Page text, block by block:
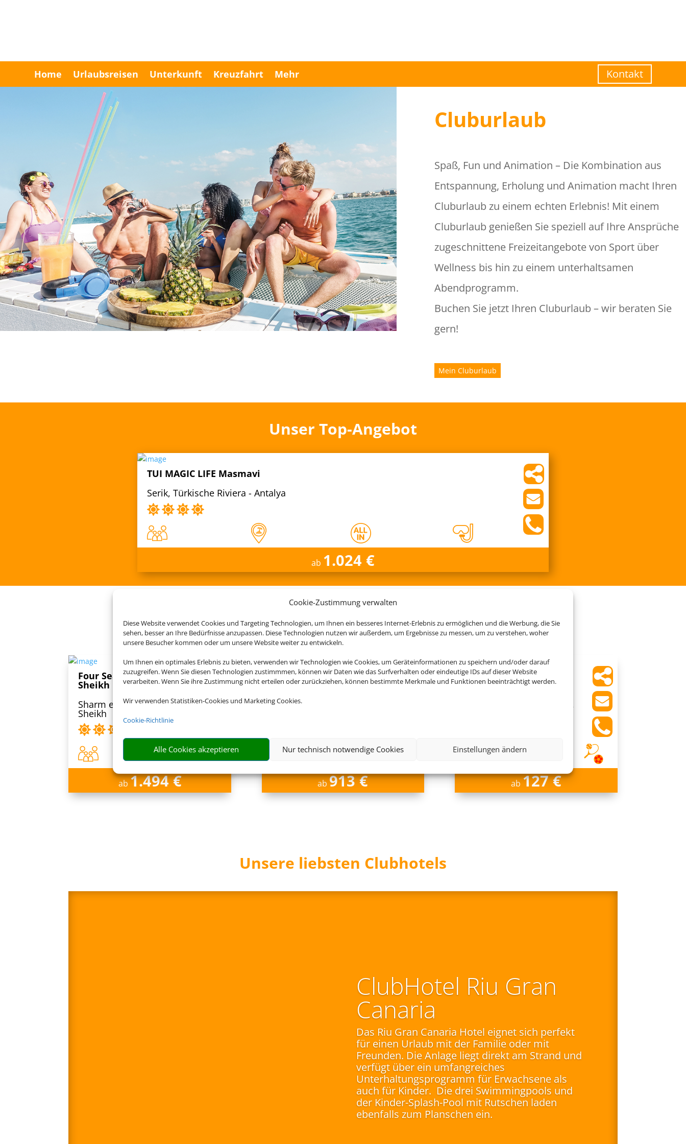
Cookie-Zustimmung verwalten
Diese Website verwendet Cookies und Targeting Technologien, um Ihnen ein besseres Internet-Erlebnis zu ermöglichen und die Werbung, die Sie
sehen, besser an Ihre Bedürfnisse anzupassen. Diese Technologien nutzen wir außerdem, um Ergebnisse zu messen, um zu verstehen, woher
unsere Besucher kommen oder um unsere Website weiter zu entwickeln.
Um Ihnen ein optimales Erlebnis zu bieten, verwenden wir Technologien wie Cookies, um Geräteinformationen zu speichern und/oder darauf
zuzugreifen. Wenn Sie diesen Technologien zustimmmen, können wir Daten wie das Surfverhalten oder eindeutige IDs auf dieser Website
verarbeiten. Wenn Sie ihre Zustimmung nicht erteilen oder zurückziehen, können bestimmte Merkmale und Funktionen beeinträchtigt werden.
Wir verwenden Statistiken-Cookies und Marketing Cookies.
Cookie-Richtlinie
Alle Cookies akzeptieren Nur technisch notwendige Cookies Einstellungen ändern
Home Urlaubsreisen Unterkunft Kreuzfahrt Mehr Kontakt
Cluburlaub
Spaß, Fun und Animation – Die Kombination aus
Entspannung, Erholung und Animation macht Ihren
Cluburlaub zu einem echten Erlebnis! Mit einem
Cluburlaub genießen Sie speziell auf Ihre Ansprüche
zugeschnittene Freizeitangebote von Sport über
Wellness bis hin zu einem unterhaltsamen
Abendprogramm.
Buchen Sie jetzt Ihren Cluburlaub – wir beraten Sie
gern!
Mein Cluburlaub
Unser Top-Angebot
TUI MAGIC LIFE Masmavi
Serik, Türkische Riviera - Antalya
ab 1.024 €
Buchen Sie jetzt ganz entspannt Ihren Cluburlaub
Four Seasons Resort Sharm El
Sheikh
Sharm el-Sheikh, Sharm el
Sheikh
ab1.494 €
Iberostar Selection Andalucia
Playa
Chiclana de la Frontera,
ab913 €
IFA Schöneck Hotel &
Ferienpark
Schöneck (Vogtlandkreis),
ab127 €
Unsere liebsten Clubhotels
ClubHotel Riu Gran
Canaria
Das Riu Gran Canaria Hotel eignet sich perfekt
für einen Urlaub mit der Familie oder mit
Freunden. Die Anlage liegt direkt am Strand und
verfügt über ein umfangreiches
Unterhaltungsprogramm für Erwachsene als
auch für Kinder. Die drei Swimmingpools und
der Kinder-Splash-Pool mit Rutschen laden
ebenfalls zum Planschen ein.